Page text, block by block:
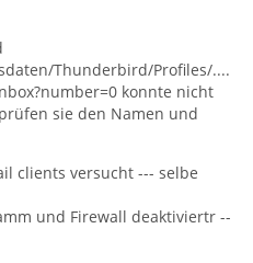
Thunderbird/Profiles/....
konnte nicht
sie den Namen und
clients versucht --- selbe
und Firewall deaktiviertr --